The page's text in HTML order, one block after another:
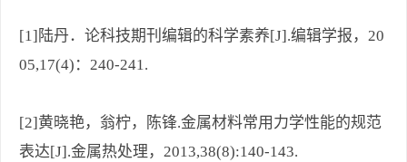
[1]陆丹．论科技期刊编辑的科学素养[J].编辑学报，20
05,17(4)：240-241.
[2]黄晓艳，翁柠，陈锋.金属材料常用力学性能的规范
表达[J].金属热处理，2013,38(8):140-143.